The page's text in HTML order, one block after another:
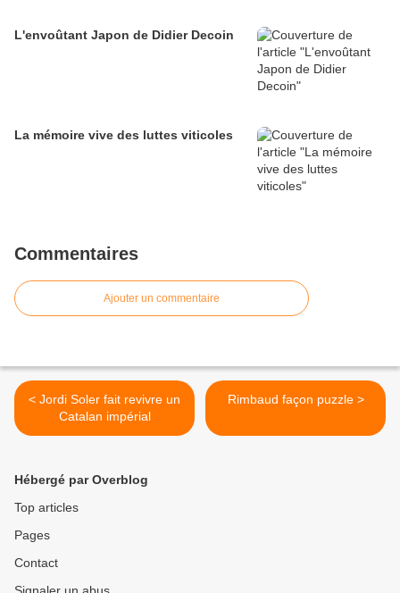
L'envoûtant Japon de Didier Decoin
La mémoire vive des luttes viticoles
Commentaires
Ajouter un commentaire
< Jordi Soler fait revivre un
Catalan impérial
Rimbaud façon puzzle >
Hébergé par Overblog
Top articles
Pages
Contact